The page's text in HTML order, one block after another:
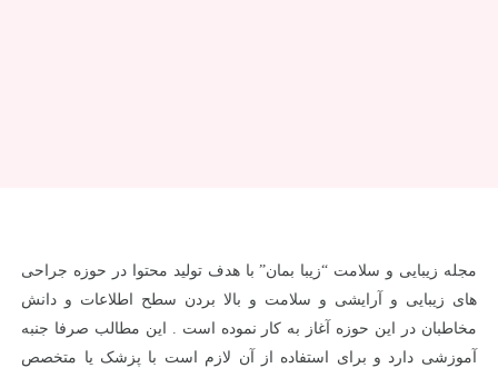
مجله زیبایی و سلامت “زیبا بمان” با هدف تولید محتوا در حوزه جراحی
های زیبایی و آرایشی و سلامت و بالا بردن سطح اطلاعات و دانش
مخاطبان در این حوزه آغاز به کار نموده است . این مطالب صرفا جنبه
آموزشی دارد و برای استفاده از آن لازم است با پزشک یا متخصص